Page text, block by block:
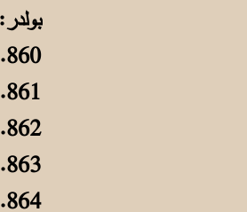
بولدر:
860. فكان نصيبي أن أَلُـمَّ (بِبولْدرٍ) بصيفٍ كأنَّ الشمسَ ألطفُ من ظلِّ
861. تُحيطُ بها الجناتُ من كلِّ جانبٍ مياهٌ وأجبالٌ مع الشجـــرِ الغتْلِ
862. وما بــولدرٌ إلا نعيمٌ لطالبٍ جنانٌ بها للحُـسنِ تُبهجُ أو تُسلي
863. ففي بولدرِ الأحبابِ سارت سفينتي تشقُّ عُباب البحرِ تُبعدُ عن جـهلِ
864. فوسّعتُ قبل الطبِ فيها معارفي من العـلـمِ والآدابِ أغرِفُ بالسَجلِ